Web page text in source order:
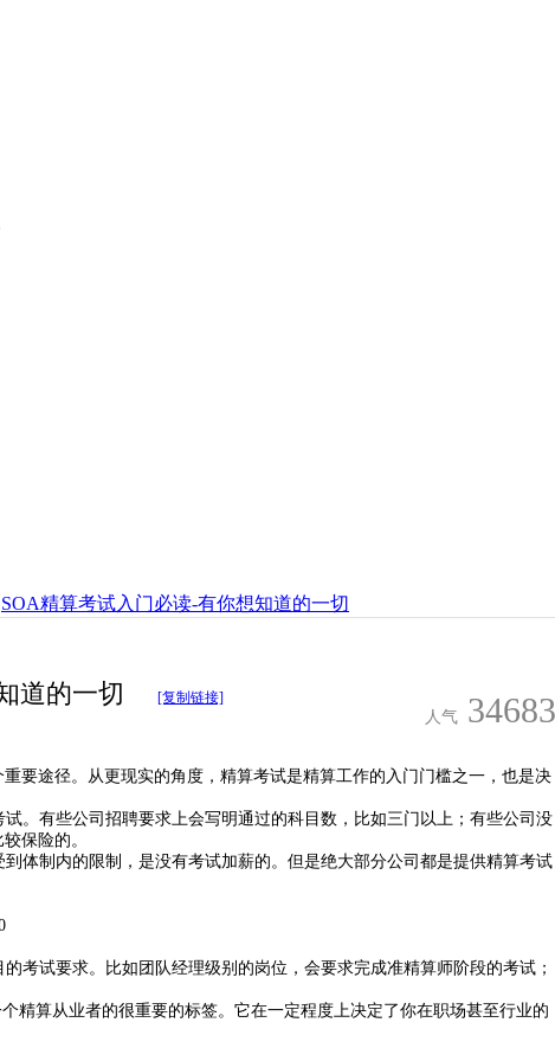
SOA精算考试入门必读-有你想知道的一切
人气 34683
道的一切 [复制链接]
要途径。从更现实的角度，精算考试是精算工作的入门门槛之一，也是决
。有些公司招聘要求上会写明通过的科目数，比如三门以上；有些公司没
保险的。
体制内的限制，是没有考试加薪的。但是绝大部分公司都是提供精算考试
考试要求。比如团队经理级别的岗位，会要求完成准精算师阶段的考试；
精算从业者的很重要的标签。它在一定程度上决定了你在职场甚至行业的